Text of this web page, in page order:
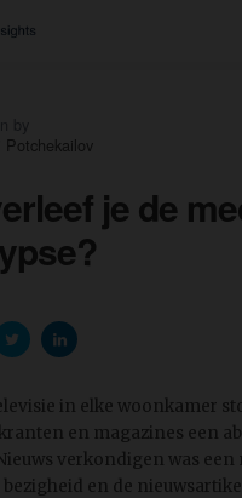
Potchekailov
je de
in elke woonkamer
en magazines een
verkondigen was een
bezigheid en de